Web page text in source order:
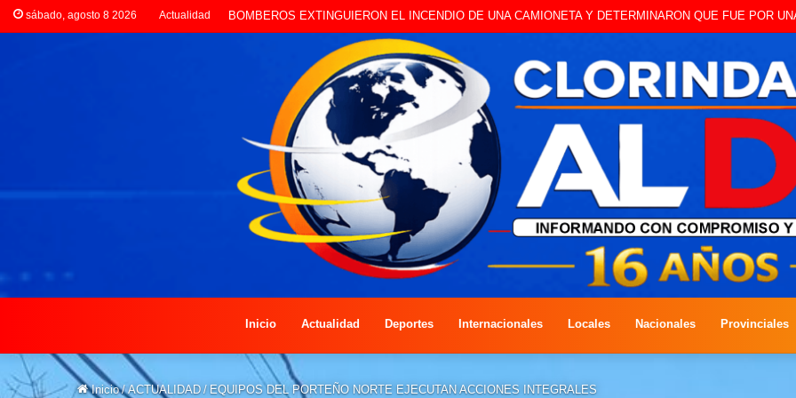
sábado, agosto 8 2026 Actualidad LA POLICÍA INVESTIGA ROBO A CAMBISTA OCURRIDO ESTE JUEVES
Inicio Actualidad Deportes Internacionales Locales Nacionales Provinciales
Inicio / ACTUALIDAD / EQUIPOS DEL PORTEÑO NORTE EJECUTAN ACCIONES INTEGRALES